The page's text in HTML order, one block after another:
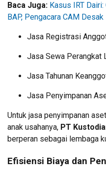
Baca Juga: Kasus IRT
BAP, Pengacara CAM
Jasa Registrasi
Jasa Sewa Perangkat
Jasa Tahunan
Jasa Penyimpanan
Untuk jasa penyimpanan
anak usahanya, PT
berperan sebagai lembaga
Efisiensi Biaya dan